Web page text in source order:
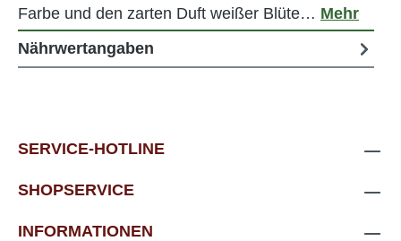
Farbe und den zarten Duft weißer Blüte… Mehr
Nährwertangaben
SERVICE-HOTLINE
SHOPSERVICE
INFORMATIONEN